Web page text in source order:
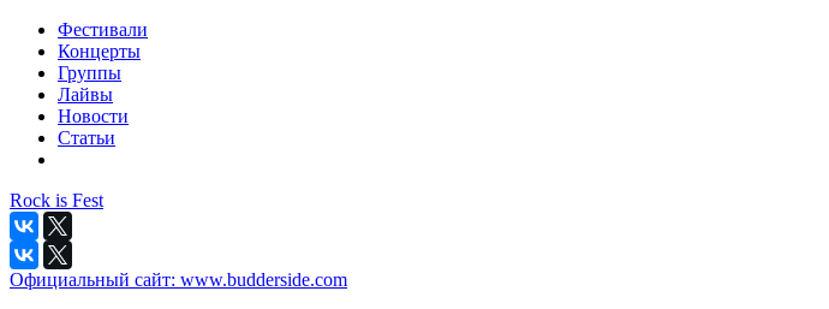
Фестивали
Концерты
Группы
Лайвы
Новости
Статьи
Rock is Fest
Официальный сайт: www.budderside.com